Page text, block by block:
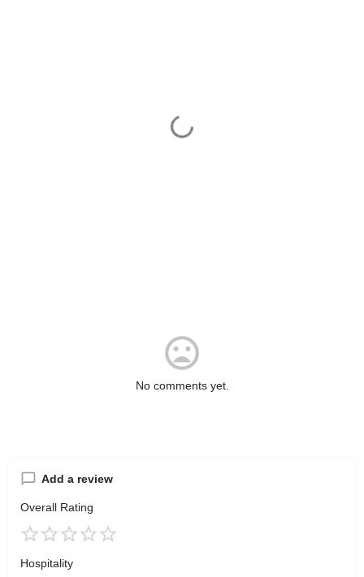
No comments yet.
Add a review
Overall Rating
Hospitality